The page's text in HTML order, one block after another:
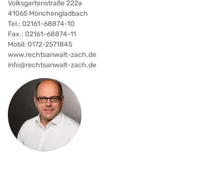
Volksgartenstraße 222a
41065 Mönchengladbach
Tel.: 02161-68874-10
Fax.: 02161-68874-11
Mobil: 0172-2571845
www.rechtsanwalt-zach.de
info@rechtsanwalt-zach.de